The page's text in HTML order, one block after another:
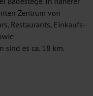
Zentrum von
Restaurants, Einkaufs-
sind es ca. 18 km.